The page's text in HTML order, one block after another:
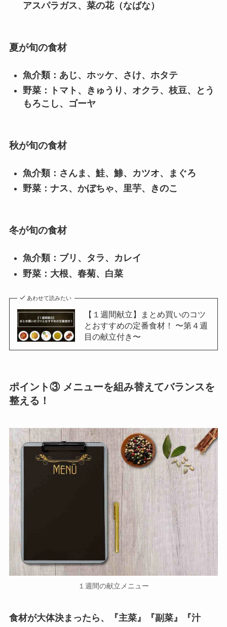
アスパラガス、菜の花（なばな）
夏が旬の食材
魚介類：あじ、ホッケ、さけ、ホタテ
野菜：トマト、きゅうり、オクラ、枝豆、とう
もろこし、ゴーヤ
秋が旬の食材
魚介類：さんま、鮭、鯵、カツオ、まぐろ
野菜：ナス、かぼちゃ、里芋、きのこ
冬が旬の食材
魚介類：ブリ、タラ、カレイ
野菜：大根、春菊、白菜
あわせて読みたい
【１週間献立】まとめ買いのコツ
とおすすめの定番食材！ 〜第４週
目の献立付き〜
ポイント③ メニューを組み替えてバランスを
整える！
１週間の献立メニュー
食材が大体決まったら、『主菜』『副菜』『汁